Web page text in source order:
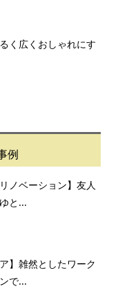
く広くおしゃれにす
例
ノベーション】友人
と...
】雑然としたワーク
で...